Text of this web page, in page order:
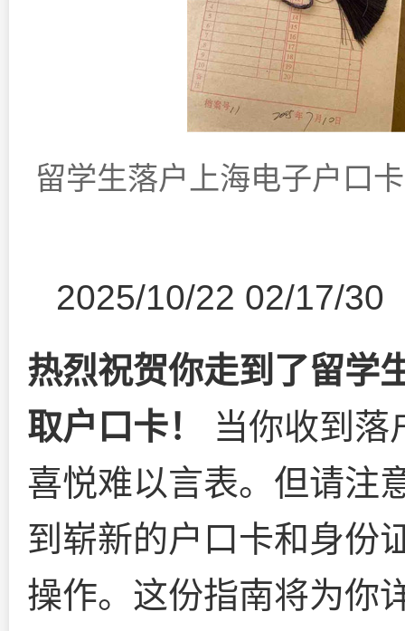
留学生落户上海电子户口
2025/10/22 02/17/30
热烈祝贺你走到了留
取户口卡！
当你收到落
喜悦难以言表。但请注
到崭新的户口卡和身份
操作。这份指南将为你